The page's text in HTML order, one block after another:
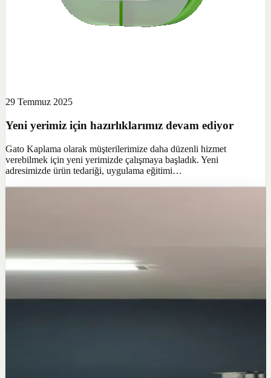
29 Temmuz 2025
Yeni yerimiz için hazırlıklarımız devam ediyor
Gato Kaplama olarak müşterilerimize daha düzenli hizmet
verebilmek için yeni yerimizde çalışmaya başladık. Yeni
adresimizde ürün tedariği, uygulama eğitimi…